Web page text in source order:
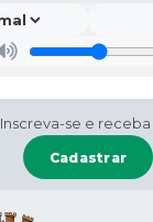
Inscreva-se e
Cadastrar